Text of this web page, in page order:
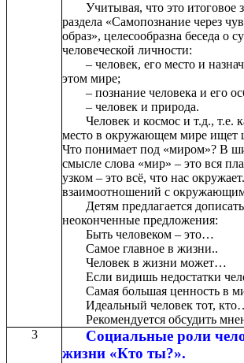
Учитывая, что это итоговое
раздела «Самопознание через
образ», целесообразна беседа о
человеческой личности:
– человек, его место и
этом мире;
– познание человека и его
– человек и природа.
Человек и космос и т.д., т.е.
место в окружающем мире ищет
Что понимает под «миром»? В
смысле слова «мир» – это вся
узком – это всё, что нас
взаимоотношений с
Детям предлагается дописать
неоконченные предложения:
Быть человеком – это…
Самое главное в жизни..
Человек в жизни может…
Если видишь недостатки
Самая большая ценность в
Идеальный человек тот,
Рекомендуется обсудить
3
Социальные роли
жизни «Кто ты?».